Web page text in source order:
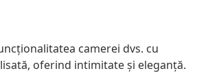
camerei dvs. cu
oferind intimitate și eleganță.